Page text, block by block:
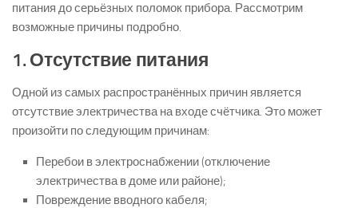
питания до серьёзных поломок прибора. Рассмотрим
возможные причины подробно.
1. Отсутствие питания
Одной из самых распространённых причин является
отсутствие электричества на входе счётчика. Это может
произойти по следующим причинам:
Перебои в электроснабжении (отключение
электричества в доме или районе);
Повреждение вводного кабеля;